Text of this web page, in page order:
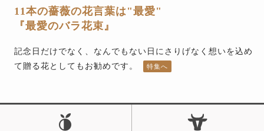
11本の薔薇の花言葉は"最愛"
『最愛のバラ花束』
記念日だけでなく、なんでもない日にさりげなく想いを込め
て贈る花としてもお勧めです。